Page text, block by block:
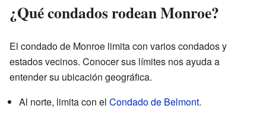
¿Qué condados rodean Monroe?
El condado de Monroe limita con varios condados y
estados vecinos. Conocer sus límites nos ayuda a
entender su ubicación geográfica.
Al norte, limita con el Condado de Belmont.